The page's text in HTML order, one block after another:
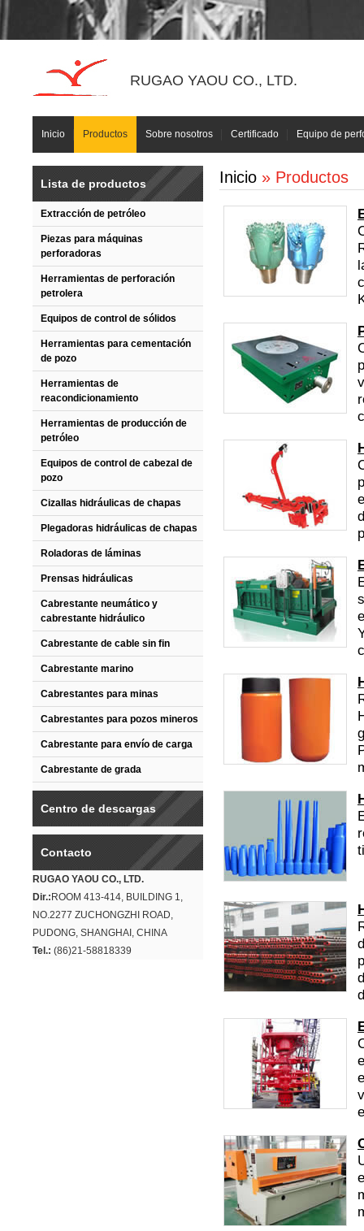
RUGAO YAOU CO., LTD.
Inicio Productos Sobre nosotros Certificado Equipo de
Lista de productos
Extracción de petróleo
Piezas para máquinas
perforadoras
Herramientas de perforación
petrolera
Equipos de control de sólidos
Herramientas para cementación
de pozo
Herramientas de
reacondicionamiento
Herramientas de producción de
petróleo
Equipos de control de cabezal de
pozo
Cizallas hidráulicas de chapas
Plegadoras hidráulicas de chapas
Roladoras de láminas
Prensas hidráulicas
Cabrestante neumático y
cabrestante hidráulico
Cabrestante de cable sin fin
Cabrestante marino
Cabrestantes para minas
Cabrestantes para pozos mineros
Cabrestante para envío de carga
Cabrestante de grada
Centro de descargas
Contacto
RUGAO YAOU CO., LTD.
Dir.: ROOM 413-414, BUILDING 1,
NO.2277 ZUCHONGZHI ROAD,
PUDONG, SHANGHAI, CHINA
Tel.: (86)21-58818339
Inicio » Productos